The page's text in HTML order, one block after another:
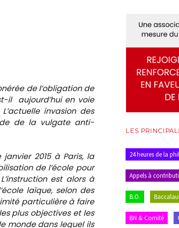
de l’obligation de
il aujourd’hui en voie
invasion des
de la vulgate anti-
2015 à Paris, la
de l’école pour
est alors à
laïque, selon des
particulière à faire
plus objectives et les
monde dans lequel ils
LES
24 heures de la
Appels à
B.O.
BN & Comité